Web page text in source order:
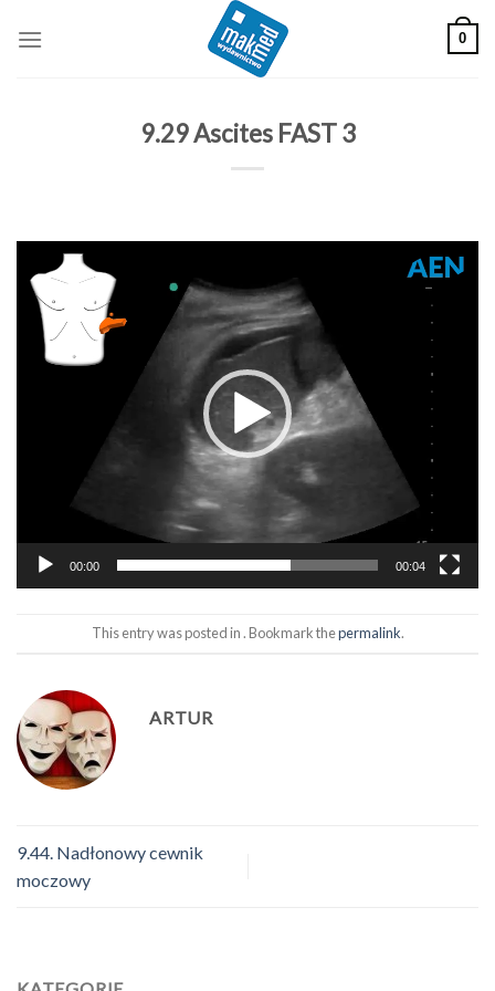
0
9.29 Ascites FAST 3
Odtwarzacz
video
00:00 00:04
This entry was posted in . Bookmark thepermalink.
ARTUR
9.44. Nadłonowy cewnik
moczowy